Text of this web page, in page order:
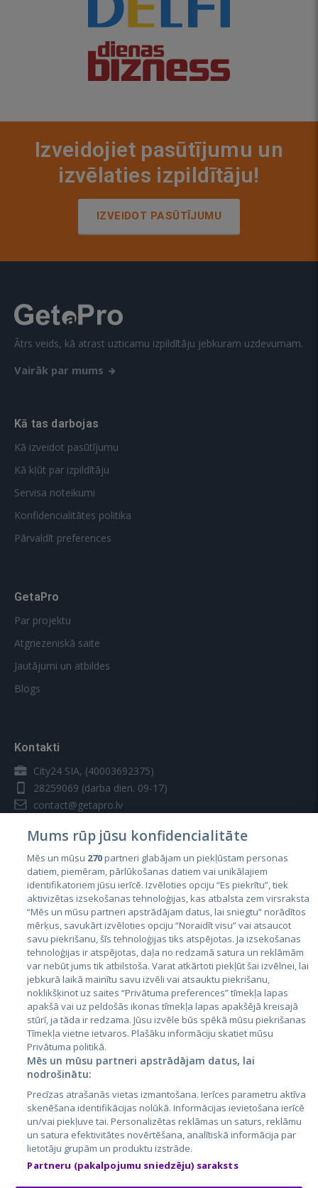
Izveidojiet pasūtījumu un
izvēlaties izpildītāju!
IZVEIDOT PASŪTĪJUMU
Ātrs veids, kā atrast uzticamu izpildītāju jebkuram uzdevumam.
Vairāk par mums
Kā tas darbojas
Kā izveidot pasūtījumu
Kā kļūt par izpildītāju
Servisa noteikumi
Konfidencialitātes politika
Pārvaldīt preferences
GetaPro
Par projektu
Atgriezeniskā saite
Jautājumi un atbildes
Blogs
Kontakti
City24 SIA, (40003692375)
28259069 (darba dien. 09-17)
contact@getapro.lv
Valstis
Igaunija
Latvija
Lietuva
City24.lv
City24.ee
GetaPro.lv
GetaPro.ee
Skelbiu.lt
Autoplius.lt
CVbankas.lt
Kainos.lt
Paslaugos.lt
auto24.ee
Osta.ee
Mums rūp jūsu konfidencialitāte
Mēs un mūsu 270partneri glabājam un piekļūstam personas
datiem, piemēram, pārlūkošanas datiem vai unikālajiem
identifikatoriem jūsu ierīcē. Izvēloties opciju “Es piekrītu”, tiek
aktivizētas izsekošanas tehnoloģijas, kas atbalsta zem virsraksta
“Mēs un mūsu partneri apstrādājam datus, lai sniegtu” norādītos
mērķus, savukārt izvēloties opciju “Noraidīt visu” vai atsaucot
savu piekrišanu, šīs tehnoloģijas tiks atspējotas. Ja izsekošanas
tehnoloģijas ir atspējotas, daļa no redzamā satura un reklāmām
var nebūt jums tik atbilstoša. Varat atkārtoti piekļūt šai izvēlnei, lai
jebkurā laikā mainītu savu izvēli vai atsauktu piekrišanu,
noklikšķinot uz saites “Privātuma preferences” tīmekļa lapas
apakšā vai uz peldošās ikonas tīmekļa lapas apakšējā kreisajā
stūrī, ja tāda ir redzama. Jūsu izvēle būs spēkā mūsu piekrišanas
Tīmekļa vietne ietvaros. Plašāku informāciju skatiet mūsu
Privātuma politikā.
Mēs un mūsu partneri apstrādājam datus, lai
nodrošinātu:
Precīzas atrašanās vietas izmantošana. Ierīces parametru aktīva
skenēšana identifikācijas nolūkā. Informācijas ievietošana ierīcē
un/vai piekļuve tai. Personalizētas reklāmas un saturs, reklāmu
un satura efektivitātes novērtēšana, analītiskā informācija par
lietotāju grupām un produktu izstrāde.
Partneru (pakalpojumu sniedzēju) saraksts